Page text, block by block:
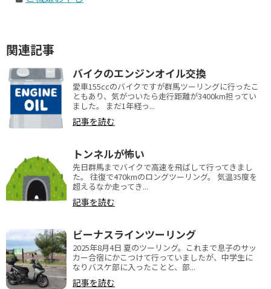
関連記事
バイクのエンジンオイル交換
愛車155ccのバイクですが群馬ツーリングに行ったこ
ともあり、気がついたら走行距離が3400km担ってい
ました。 まだ1年経っ...
記事を読む
トンネルが怖い
先日群馬までバイクで高速を飛ばして行ってきまし
た。 往復で470kmのロングツーリング。 気温35度を
超えるなか走ってき...
記事を読む
ビーナスラインツーリング
2025年8月4日 夏のツーリング。これまで息子のサッ
カー合宿にかこつけて行っていましたが、中学生に
なりバスケ部に入ったことと、部...
記事を読む